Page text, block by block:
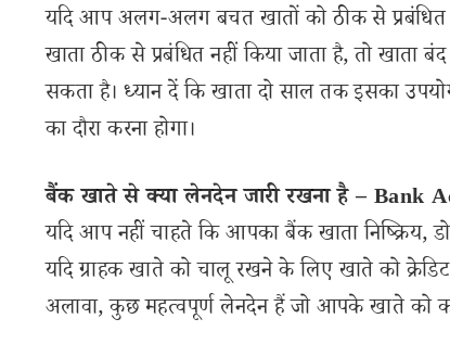
यदि आप अलग-अलग बचत खातों को ठीक से
खाता ठीक से प्रबंधित नहीं किया जाता है, तो
सकता है। ध्यान दें कि खाता दो साल तक इसका
का दौरा करना होगा।
बैंक खाते से क्या लेनदेन जारी रखना है – Bank
यदि आप नहीं चाहते कि आपका बैंक खाता निष्क्रिय,
यदि ग्राहक खाते को चालू रखने के लिए खाते को
अलावा, कुछ महत्वपूर्ण लेनदेन हैं जो आपके खाते को